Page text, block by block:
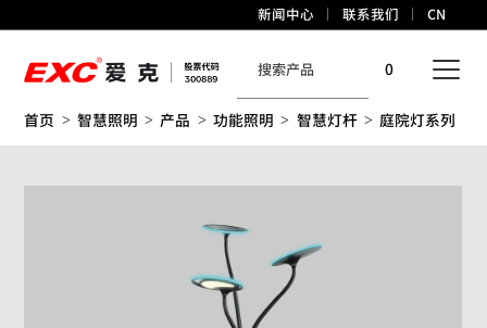
新闻中心 联系我们 CN
0
首页 > 智慧照明 > 产品 > 功能照明 > 智慧灯杆 > 庭院灯系列